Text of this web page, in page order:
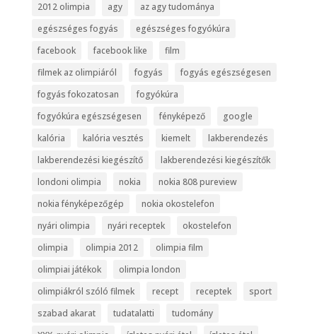
2012 olimpia agy
az agy tudománya
egészséges fogyás
egészséges fogyókúra
facebook
facebook like
film
filmek az olimpiáról
fogyás
fogyás egészségesen
fogyás fokozatosan
fogyókúra
fogyókúra egészségesen
fényképező
google
kalória
kalória vesztés kiemelt
lakberendezés
lakberendezési kiegészítő
lakberendezési kiegészítők
londoni olimpia
nokia
nokia 808 pureview
nokia fényképezőgép
nokia okostelefon
nyári olimpia
nyári receptek
okostelefon
olimpia
olimpia 2012
olimpia film
olimpiai játékok
olimpia london
olimpiákról szóló filmek
recept receptek
sport
szabad akarat
tudatalatti
tudomány